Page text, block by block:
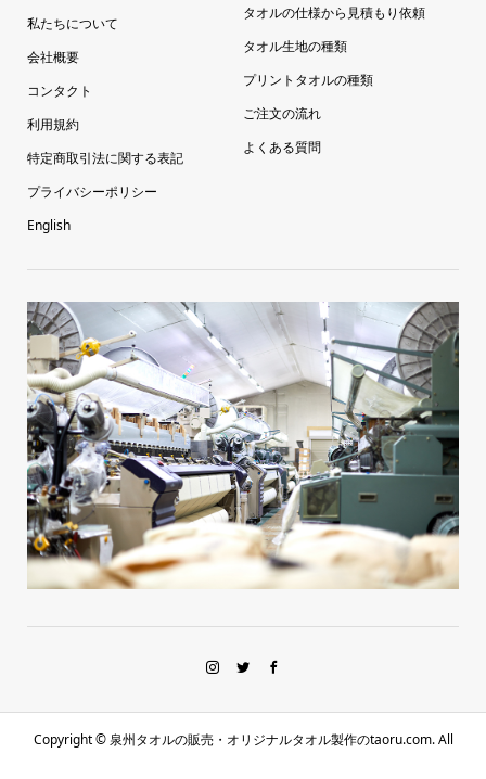
私たちについて
会社概要
コンタクト
利用規約
特定商取引法に関する表記
プライバシーポリシー
English
タオルの仕様から見積もり依頼
タオル生地の種類
プリントタオルの種類
ご注文の流れ
よくある質問
Copyright ©泉州タオルの販売・オリジナルタオル製作のtaoru.com. All